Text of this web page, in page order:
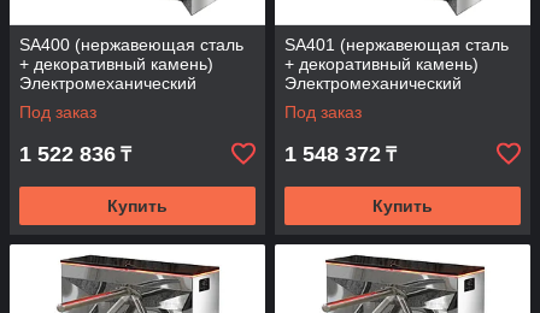
SA400 (нержавеющая сталь
+ декоративный камень)
Электромеханический
турникет (трипод)
Под заказ
1 522 836 ₸
Купить
SA401 (нержавеющая сталь
+ декоративный камень)
Электромеханический
турникет (трипод)
Под заказ
1 548 372 ₸
Купить